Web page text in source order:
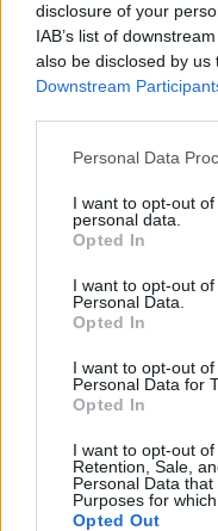
disclosure of your
IAB’s list of
also be disclosed by
Downstream
Personal Data
I want to opt-out
personal data.
Opted In
I want to opt-out
Personal Data.
Opted In
I want to opt-out
Personal Data for
Opted In
I want to opt-out of
Retention, Sale,
Personal Data
Purposes for
Opted Out
Ο Νάσος Γαλακτερός
του, Παύλο, τον οποίο
την Τέτα Λεονταρίδου.